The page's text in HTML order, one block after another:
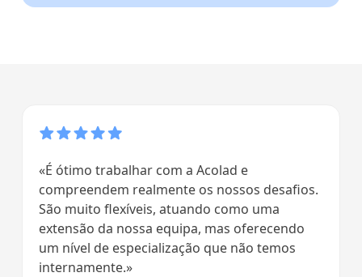
«É ótimo trabalhar com a Acolad e
compreendem realmente os nossos desafios.
São muito flexíveis, atuando como uma
extensão da nossa equipa, mas oferecendo
um nível de especialização que não temos
internamente.»